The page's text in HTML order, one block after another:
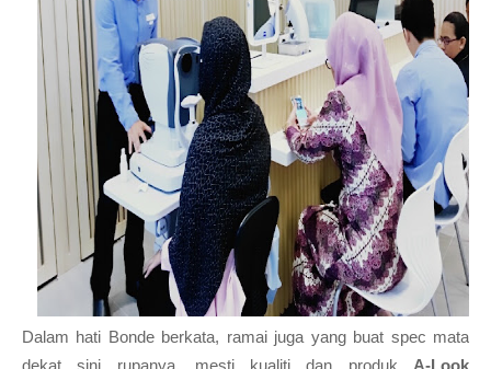
Dalam hati Bonde berkata, ramai juga yang buat spec mata